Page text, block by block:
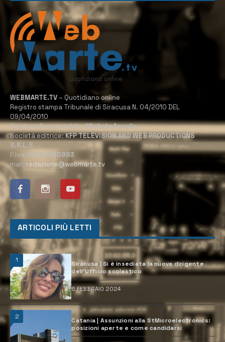
WEBMARTE.TV – Quotidiano online
Registro stampa Tribunale di Siracusa N. 04/2010 DEL
09/04/2010
Direttore Responsabile:Michele Accolla
Società editrice:KFP TELEVISION AND WEB PRODUCTIONS
S.R.L.S.
P.Iva: 02184950893
mail: redazione@webmarte.tv
ARTICOLI PIÙ LETTI
1
Siracusa | Si è insediata la nuova dirigente
dell’Ufficio scolastico
6 FEBBRAIO 2024
2
Catania | Assunzioni alla StMicroelectronics:
posizioni aperte e come candidarsi